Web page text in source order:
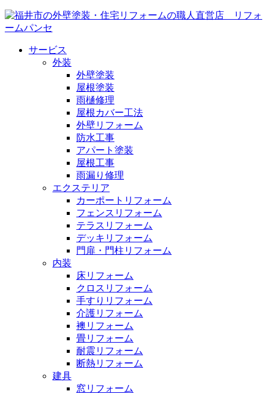
サービス
外装
外壁塗装
屋根塗装
雨樋修理
屋根カバー工法
外壁リフォーム
防水工事
アパート塗装
屋根工事
雨漏り修理
エクステリア
カーポートリフォーム
フェンスリフォーム
テラスリフォーム
デッキリフォーム
門扉・門柱リフォーム
内装
床リフォーム
クロスリフォーム
手すりリフォーム
介護リフォーム
襖リフォーム
畳リフォーム
耐震リフォーム
断熱リフォーム
建具
窓リフォーム